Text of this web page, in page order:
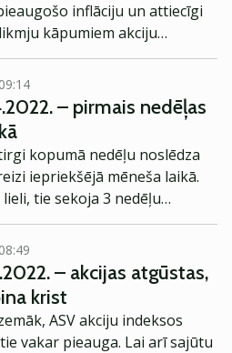
inflāciju un attiecīgi
kāpumiem akciju
– pirmais nedēļas
kopumā nedēļu noslēdza
iepriekšējā mēneša laikā.
tie sekoja 3 nedēļu
– akcijas atgūstas,
krist
ASV akciju indeksos
vakar pieauga. Lai arī sajūtu